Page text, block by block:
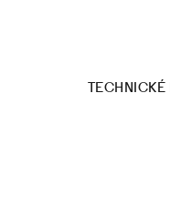
TECHNICKÉ